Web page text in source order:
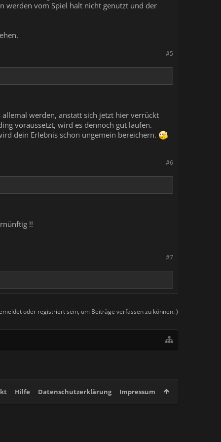
werden vom Spiel halt nicht genutzt und der
#5
werden, anstatt sich jetzt hier verrückt
voraussetzt, wird es dennoch gut laufen.
dein Erlebnis schon ungemein bereichern.
#6
!!
#7
oder registriert sein, um Beiträge verfassen zu können. )
Hilfe Datenschutzerklärung Impressum